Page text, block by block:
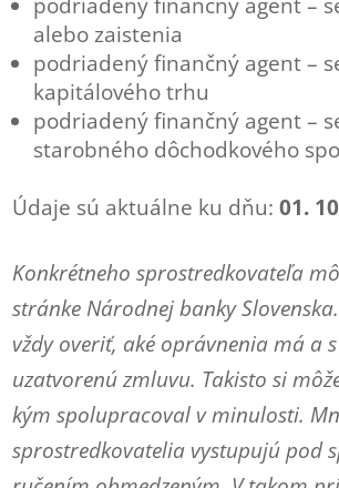
alebo zaistenia
podriadený finančný agent –
kapitálového trhu
podriadený finančný agent –
starobného dôchodkového
Údaje sú aktuálne ku dňu:01.
Konkrétneho sprostredkovateľa
stránke Národnej banky
vždy overiť, aké oprávnenia má a
uzatvorenú zmluvu. Takisto si
kým spolupracoval v minulosti.
sprostredkovatelia vystupujú pod